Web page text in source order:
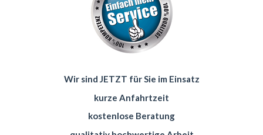
Wir sind JETZT für Sie im Einsatz
kurze Anfahrtzeit
kostenlose Beratung